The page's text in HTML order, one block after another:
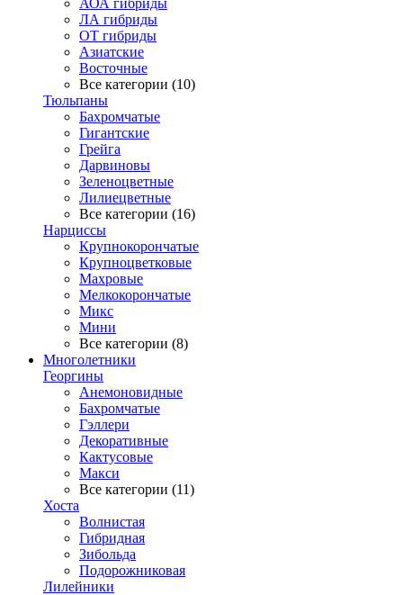
АОА гибриды
ЛА гибриды
ОТ гибриды
Азиатские
Восточные
Все категории (10)
Тюльпаны
Бахромчатые
Гигантские
Грейга
Дарвиновы
Зеленоцветные
Лилиецветные
Все категории (16)
Нарциссы
Крупнокорончатые
Крупноцветковые
Махровые
Мелкокорончатые
Микс
Мини
Все категории (8)
Многолетники
Георгины
Анемоновидные
Бахромчатые
Гэллери
Декоративные
Кактусовые
Макси
Все категории (11)
Хоста
Волнистая
Гибридная
Зибольда
Подорожниковая
Лилейники